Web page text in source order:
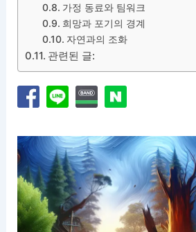
가정 동료와 팀워크
희망과 포기의 경계
자연과의 조화
관련된 글: